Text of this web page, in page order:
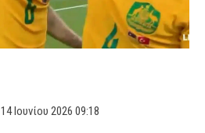
14 Ιουνίου 2026 09:18